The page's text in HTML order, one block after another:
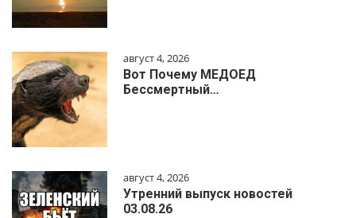
август 4, 2026
Вот Почему МЕДОЕД
Бессмертный…
август 4, 2026
Утренний выпуск новостей
03.08.26